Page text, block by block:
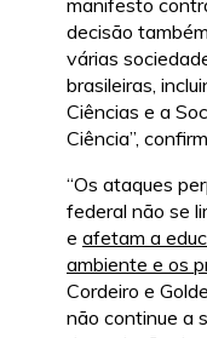
manifesto
decisão
várias
brasileiras,
Ciências e a
Ciência”,
“Os ataques
federal não se
e afetam a
ambiente e os
Cordeiro e
não continue a